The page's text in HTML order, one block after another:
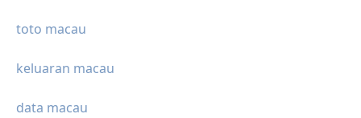
toto macau
keluaran macau
data macau